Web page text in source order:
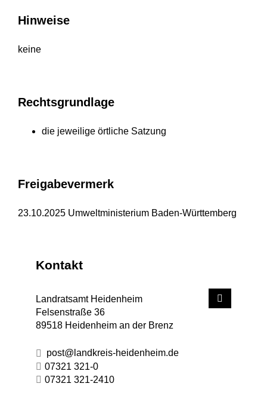
Hinweise
keine
Rechtsgrundlage
die jeweilige örtliche Satzung
Freigabevermerk
23.10.2025 Umweltministerium Baden-Württemberg
Kontakt
Landratsamt Heidenheim
Felsenstraße 36
89518 Heidenheim an der Brenz
post@landkreis-heidenheim.de
07321 321-0
07321 321-2410